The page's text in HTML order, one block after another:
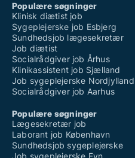
Populære søgninger
Klinisk diætist job
Sygeplejerske job Esbjerg
Sundhedsjob lægesekretær
Job diætist
Socialrådgiver job Århus
Klinikassistent job Sjælland
Job sygeplejerske Nordjylland
Socialrådgiver job Aarhus
Populære søgninger
Lægesekretær job
Laborant job København
Sundhedsjob sygeplejerske
Job sygeplejerske Fyn